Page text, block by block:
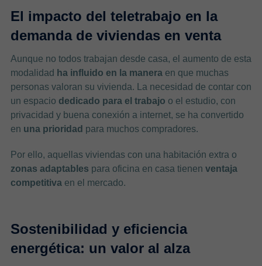
El impacto del teletrabajo en la
demanda de viviendas en venta
Aunque no todos trabajan desde casa, el aumento de esta
modalidad ha influido en la maneraen que muchas
personas valoran su vivienda. La necesidad de contar con
un espacio dedicado para el trabajo o el estudio, con
privacidad y buena conexión a internet, se ha convertido
en una prioridad para muchos compradores.
Por ello, aquellas viviendas con una habitación extra o
zonas adaptables para oficina en casa tienen ventaja
competitivaen el mercado.
Sostenibilidad y eficiencia
energética: un valor al alza